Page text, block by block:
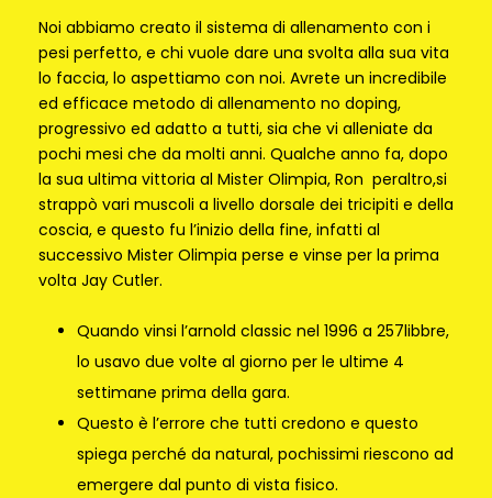
Noi abbiamo creato il sistema di allenamento con i
pesi perfetto, e chi vuole dare una svolta alla sua vita
lo faccia, lo aspettiamo con noi. Avrete un incredibile
ed efficace metodo di allenamento no doping,
progressivo ed adatto a tutti, sia che vi alleniate da
pochi mesi che da molti anni. Qualche anno fa, dopo
la sua ultima vittoria al Mister Olimpia, Ron peraltro,si
strappò vari muscoli a livello dorsale dei tricipiti e della
coscia, e questo fu l’inizio della fine, infatti al
successivo Mister Olimpia perse e vinse per la prima
volta Jay Cutler.
Quando vinsi l’arnold classic nel 1996 a 257libbre,
lo usavo due volte al giorno per le ultime 4
settimane prima della gara.
Questo è l’errore che tutti credono e questo
spiega perché da natural, pochissimi riescono ad
emergere dal punto di vista fisico.